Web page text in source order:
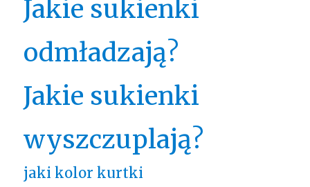
Jakie sukienki
odmładzają?
Jakie sukienki
wyszczuplają?
jaki kolor kurtki